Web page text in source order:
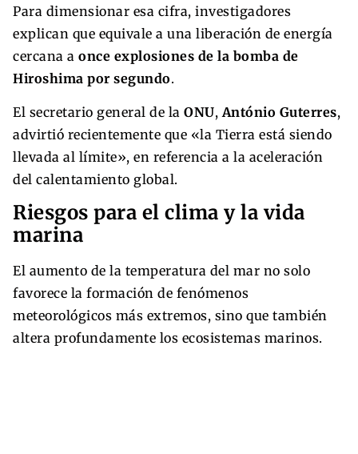
Para dimensionar esa cifra, investigadores
explican que equivale a una liberación de energía
cercana a once explosiones de la bomba de
Hiroshima por segundo.
El secretario general de la ONU, António Guterres,
advirtió recientemente que «la Tierra está siendo
llevada al límite», en referencia a la aceleración
del calentamiento global.
Riesgos para el clima y la vida
marina
El aumento de la temperatura del mar no solo
favorece la formación de fenómenos
meteorológicos más extremos, sino que también
altera profundamente los ecosistemas marinos.